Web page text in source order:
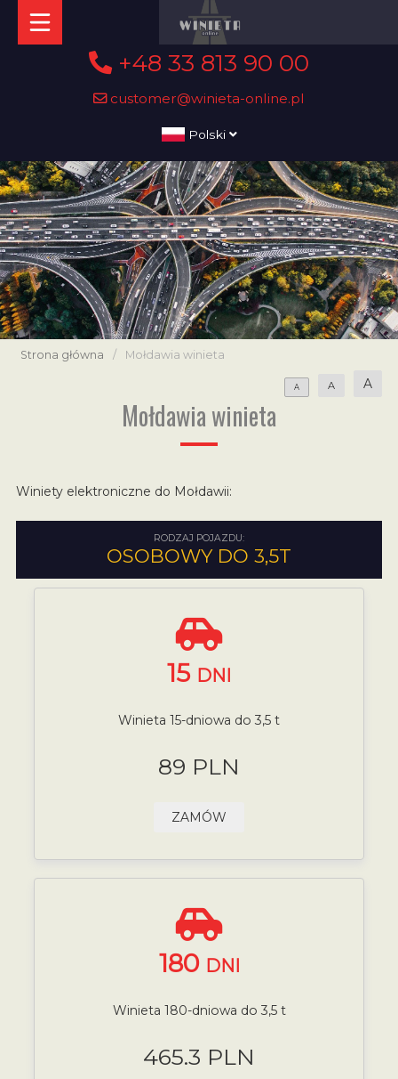
+48 33 813 90 00
customer@winieta-online.pl
Polski
Strona główna / Mołdawia winieta
A A A
Mołdawia winieta
Winiety elektroniczne do Mołdawii:
RODZAJ POJAZDU:
OSOBOWY DO 3,5T
15 DNI
Winieta 15-dniowa do 3,5 t
89 PLN
ZAMÓW
180 DNI
Winieta 180-dniowa do 3,5 t
465.3 PLN